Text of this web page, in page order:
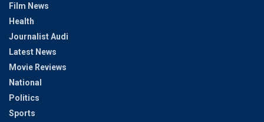
Film News
Health
Journalist Audi
Latest News
Movie Reviews
National
Politics
Sports